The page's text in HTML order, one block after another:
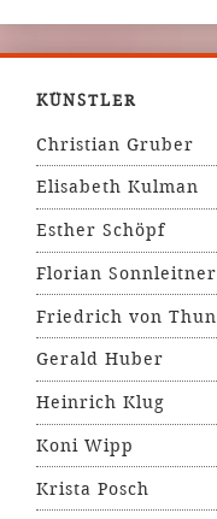
KÜNSTLER
Christian Gruber
Elisabeth Kulman
Esther Schöpf
Florian Sonnleitner
Friedrich von Thun
Gerald Huber
Heinrich Klug
Koni Wipp
Krista Posch